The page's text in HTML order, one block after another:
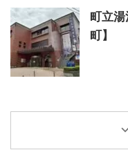
町立
町】